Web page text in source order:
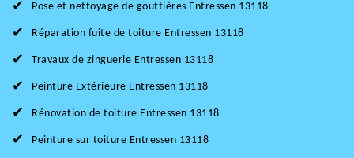
Pose et nettoyage de gouttières Entressen 13118
Réparation fuite de toiture Entressen 13118
Travaux de zinguerie Entressen 13118
Peinture Extérieure Entressen 13118
Rénovation de toiture Entressen 13118
Peinture sur toiture Entressen 13118